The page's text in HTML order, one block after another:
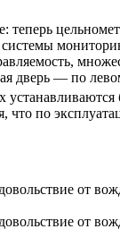
дверь — по
по
от
от